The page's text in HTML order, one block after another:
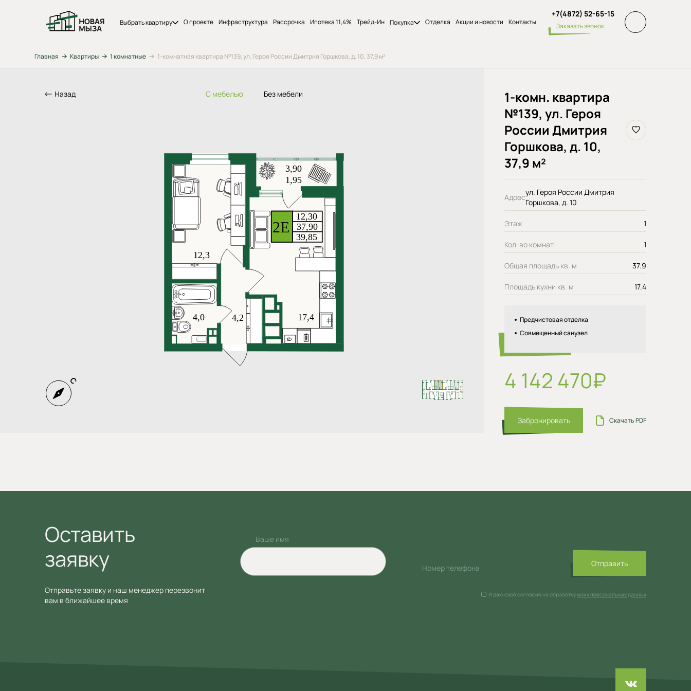
Выбрать квартиру О проекте Инфраструктура Рассрочка Ипотека 11,4% Трейд-Ин Покупка Отделка Акции и новости Контакты
+7(4872) 52-65-15
Заказать звонок
Главная Квартиры 1 комнатные 1-комнатная квартира №139, ул. Героя России Дмитрия Горшкова, д. 10, 37,9 м²
Назад С мебелью Без мебели
1-комн. квартира
№139, ул. Героя
России Дмитрия
Горшкова, д. 10,
37,9 м²
Адрес
ул. Героя России Дмитрия
Горшкова, д. 10
Этаж 1
Кол-во комнат 1
Общая площадь кв. м 37.9
Площадь кухни кв. м 17.4
Предчистовая отделка
Совмещенный санузел
4 142 470₽
Забронировать Скачать PDF
Оставить
заявку
Ваше имя
Номер телефона Отправить
Я даю своё согласие на обработку моих персональных данных
Отправьте заявку и наш менеджер перезвонит
вам в ближайшее время